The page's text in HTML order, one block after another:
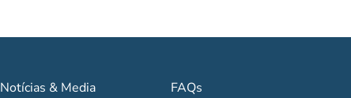
Notícias & Media
FAQs